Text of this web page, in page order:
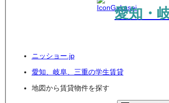
愛知・
ニッショー.jp
愛知、岐阜、三重の学生賃貸
地図から賃貸物件を探す